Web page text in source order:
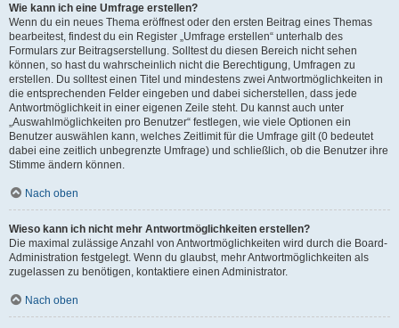
Wie kann ich eine Umfrage erstellen?
Wenn du ein neues Thema eröffnest oder den ersten Beitrag eines Themas
bearbeitest, findest du ein Register „Umfrage erstellen“ unterhalb des
Formulars zur Beitragserstellung. Solltest du diesen Bereich nicht sehen
können, so hast du wahrscheinlich nicht die Berechtigung, Umfragen zu
erstellen. Du solltest einen Titel und mindestens zwei Antwortmöglichkeiten in
die entsprechenden Felder eingeben und dabei sicherstellen, dass jede
Antwortmöglichkeit in einer eigenen Zeile steht. Du kannst auch unter
„Auswahlmöglichkeiten pro Benutzer“ festlegen, wie viele Optionen ein
Benutzer auswählen kann, welches Zeitlimit für die Umfrage gilt (0 bedeutet
dabei eine zeitlich unbegrenzte Umfrage) und schließlich, ob die Benutzer ihre
Stimme ändern können.
Nach oben
Wieso kann ich nicht mehr Antwortmöglichkeiten erstellen?
Die maximal zulässige Anzahl von Antwortmöglichkeiten wird durch die Board-
Administration festgelegt. Wenn du glaubst, mehr Antwortmöglichkeiten als
zugelassen zu benötigen, kontaktiere einen Administrator.
Nach oben